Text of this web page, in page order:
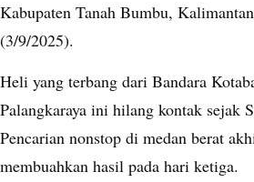
Kabupaten Tanah Bumbu,
(3/9/2025).
Heli yang terbang dari Bandara
Palangkaraya ini hilang kontak sejak
Pencarian nonstop di medan berat
membuahkan hasil pada hari ketiga.